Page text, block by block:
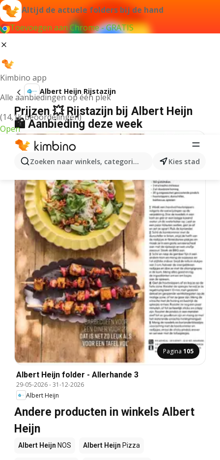
Altijd de actuele folders bij de hand
Toevoegen aan Chrome - GRATIS
Kimbino app
Alle aanbiedingen op één plek
(14,1K beoordelingen)
Open
Zoeken naar winkels, categorieën, producten...
Kies stad
Albert Heijn Rijstazijn
Prijzen 💥 Rijstazijn bij Albert Heijn
🛍️ Aanbieding deze week
Pagina 105
Albert Heijn folder - Allerhande 3
29-05-2026-31-12-2026
Albert Heijn
Andere producten in winkels Albert
Heijn
Albert Heijn NOS Albert Heijn Pizza